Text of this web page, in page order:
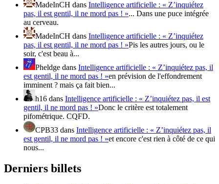
MadeInCH dans Intelligence artificielle : « Z’inquiétez
pas, il est gentil, il ne mord pas ! »... Dans une puce intégrée
au cerveau.
MadeInCH dans Intelligence artificielle : « Z’inquiétez
pas, il est gentil, il ne mord pas ! »Pis les autres jours, ou le
soir, c'est beau à...
Pheldge dans Intelligence artificielle : « Z’inquiétez pas, il
est gentil, il ne mord pas ! »en prévision de l'effondrement
imminent ? mais ça fait bien...
h16 dans Intelligence artificielle : « Z’inquiétez pas, il est
gentil, il ne mord pas ! »Donc le critère est totalement
pifométrique. CQFD.
CPB33 dans Intelligence artificielle : « Z’inquiétez pas, il
est gentil, il ne mord pas ! »et encore c'est rien à côté de ce qui
nous...
Derniers billets